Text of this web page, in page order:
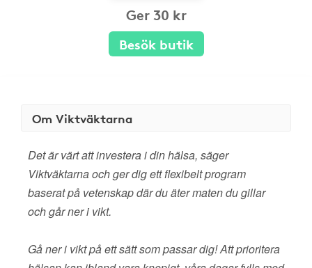
Ger 30 kr
Besök butik
Om Viktväktarna
Det är värt att investera i din hälsa, säger
Viktväktarna och ger dig ett flexibelt program
baserat på vetenskap där du äter maten du gillar
och går ner i vikt.
Gå ner i vikt på ett sätt som passar dig! Att prioritera